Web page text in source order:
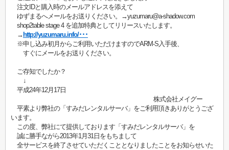
注文IDと購入時のメールアドレスを添えて
ゆずまるへメールをお送りください。→yuzumaru@a-shadow.com
shop2table stage 4 を追加特典としてリリースいたします。
→ http://yuzumaru.info/･･･
※申し込み初月からご利用いただけますのでARM-S入手後、
すぐにメールをお送りください。
ご存知でしたか？
↓
平成24年12月17日
株式会社メイグー
平素より弊社の「すみだレンタルサーバ」をご利用頂きありがとうござ
います。
この度、弊社にて提供しております「すみだレンタルサーバ」を
誠に勝手ながら2013年1月31日をもちまして
全サービスを終了させていただくこととなりましたことをお知らせいた